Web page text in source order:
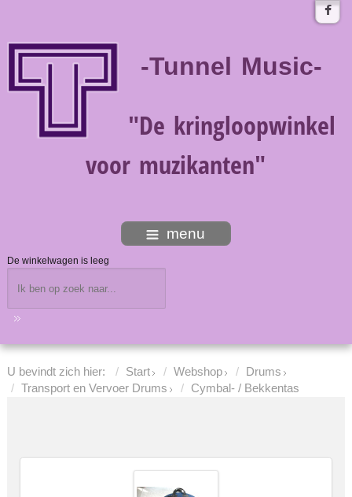
-Tunnel Music-
"De kringloopwinkel
voor muzikanten"
menu
De winkelwagen is leeg
U bevindt zich hier: Start Webshop
Drums
Transport en Vervoer Drums
Cymbal- / Bekkentas